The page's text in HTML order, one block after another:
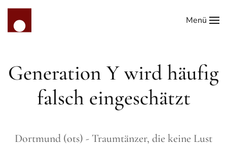
Zum Hauptinhalt springen
Menü
Generation Y wird häufig
falsch eingeschätzt
Dortmund (ots) - Traumtänzer, die keine Lust